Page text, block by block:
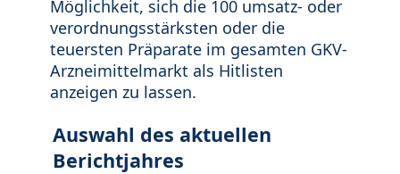
Möglichkeit, sich die 100 umsatz- oder
verordnungsstärksten oder die
teuersten Präparate im gesamten GKV-
Arzneimittelmarkt als Hitlisten
anzeigen zu lassen.
Auswahl des aktuellen
Berichtjahres